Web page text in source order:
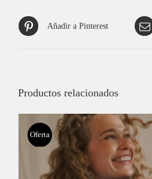
Añadir a Pinterest
Productos relacionados
Oferta